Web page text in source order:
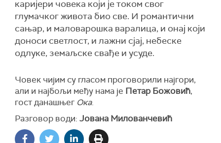
каријери човека који је током свог
глумачког живота био све. И романтични
сањар, и маловарошка варалица, и онај који
доноси светлост, и лажни сјај, небеске
одлуке, земаљске свађе и усуде.
Човек чијим су гласом проговорили најгори,
али и најбољи међу нама је Петар Божовић,
гост данашњег Ока.
Разговор води: Јована Милованчевић